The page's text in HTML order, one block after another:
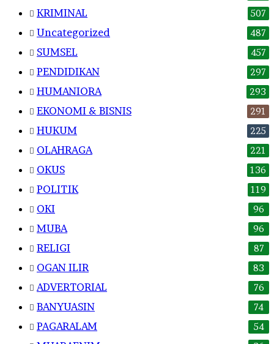
KRIMINAL 507
Uncategorized 487
SUMSEL 457
PENDIDIKAN 297
HUMANIORA 293
EKONOMI & BISNIS 291
HUKUM 225
OLAHRAGA 221
OKUS 136
POLITIK 119
OKI 96
MUBA 96
RELIGI 87
OGAN ILIR 83
ADVERTORIAL 76
BANYUASIN 74
PAGARALAM 54